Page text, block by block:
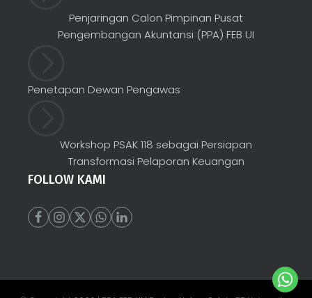
Penjaringan Calon Pimpinan Pusat
Pengembangan Akuntansi (PPA) FEB UI
Penetapan Dewan Pengawas
Workshop PSAK 118 sebagai Persiapan
Transformasi Pelaporan Keuangan
FOLLOW KAMI